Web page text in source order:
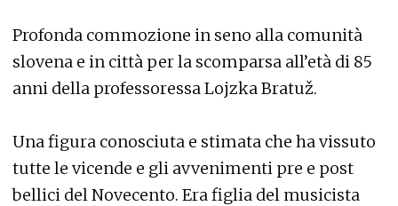
Profonda commozione in seno alla comunità
slovena e in città per la scomparsa all’età di 85
anni della professoressa Lojzka Bratuž.
Una figura conosciuta e stimata che ha vissuto
tutte le vicende e gli avvenimenti pre e post
bellici del Novecento. Era figlia del musicista